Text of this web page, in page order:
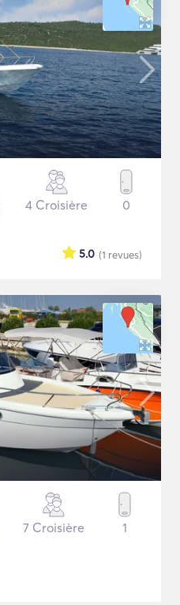
4 Croisière 0
(1 revues)
5.0
7 Croisière 1